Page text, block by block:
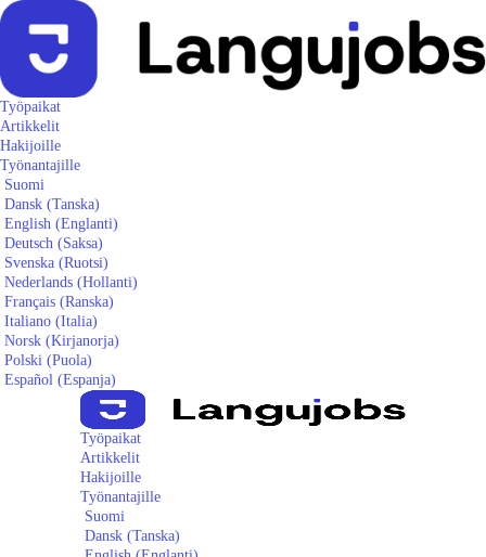
Työpaikat
Artikkelit
Hakijoille
Työnantajille
Suomi
Dansk (Tanska)
English (Englanti)
Deutsch (Saksa)
Svenska (Ruotsi)
Nederlands (Hollanti)
Français (Ranska)
Italiano (Italia)
Norsk (Kirjanorja)
Polski (Puola)
Español (Espanja)
Työpaikat
Artikkelit
Hakijoille
Työnantajille
Suomi
Dansk (Tanska)